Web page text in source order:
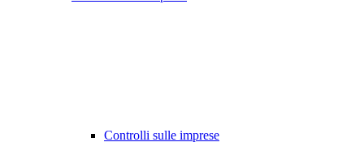
Controlli sulle imprese